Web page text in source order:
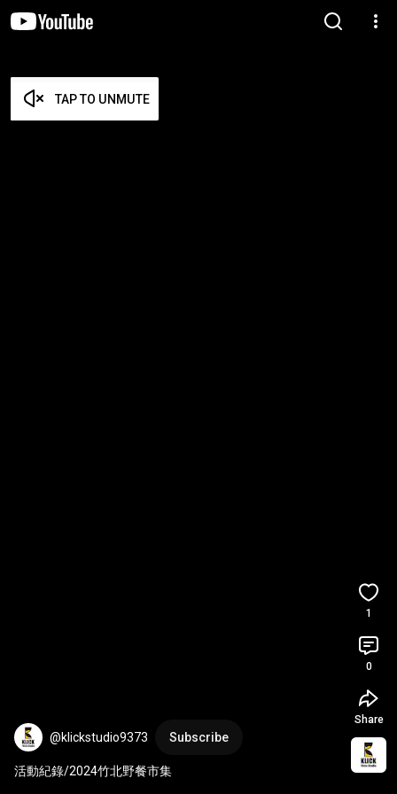
TAP TO UNMUTE
@klickstudio9373 Subscribe
活動紀錄/2024竹北野餐市集
1
0
Share